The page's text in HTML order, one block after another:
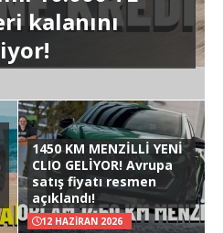
kalanını
1450 KM MENZİLLİ YENİ
CLIO GELİYOR! Avrupa
satış fiyatı resmen
açıklandı!
12 HAZIRAN 2026